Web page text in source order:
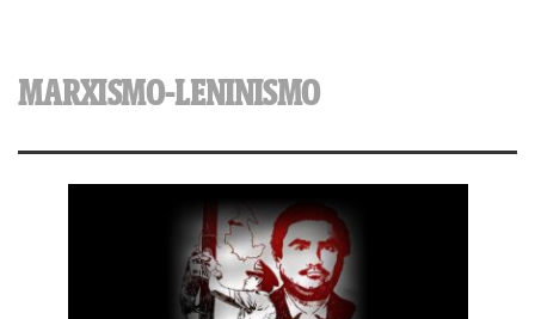
MARXISMO-LENINISMO